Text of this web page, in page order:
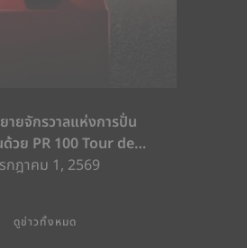
ายจักรวาลแห่งการปั่น
วย PR 100 Tour de
Special Edition และ
กฎาคม 1, 2569
ดูข่าวทั้งหมด